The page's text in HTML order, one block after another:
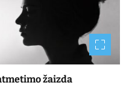
žaizda